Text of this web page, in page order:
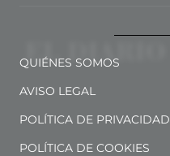
QUIÉNES SOMOS
AVISO LEGAL
POLÍTICA DE PRIVACIDAD
POLÍTICA DE COOKIES